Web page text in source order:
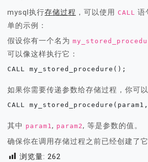
mysql执行存储过程 ，可以使用 CALL 语
单的示例：
假设你有一个名为
可以像这样执行它：
CALL my_stored_procedure();
如果你需要传递参数给存储过程，你可以
CALL
其中 param1, param2, 等是参数的值。
确保你在调用存储过程之前已经创建了它
浏览量: 262